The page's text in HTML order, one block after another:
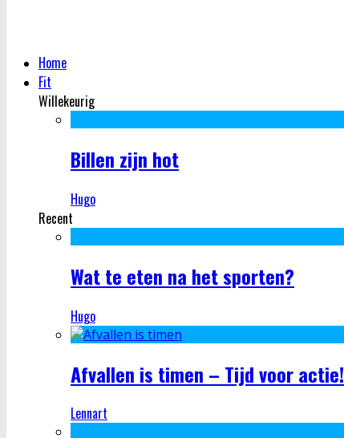
Home
Fit
Willekeurig
Billen zijn hot
Hugo
Recent
Wat te eten na het sporten?
Hugo
Afvallen is timen – Tijd voor actie!
Lennart